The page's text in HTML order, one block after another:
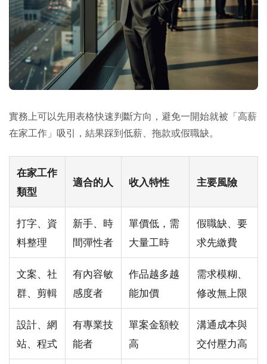
實務上可以先用表格快速判斷方向，避免一開始就被「高薪
在家工作」吸引，結果踩到低薪、拖款或假職缺。
在家工作
類型
適合的人 收入特性 主要風險
打字、資
料整理
新手、時
間彈性者
單價低，需
大量工時
假職缺、要
求先繳費
文案、社
群、剪輯
有內容敏
感度者
作品越多越
能加價
需求模糊、
修改無上限
設計、網
站、程式
有專業技
能者
單案金額較
高
溝通成本與
交付壓力高